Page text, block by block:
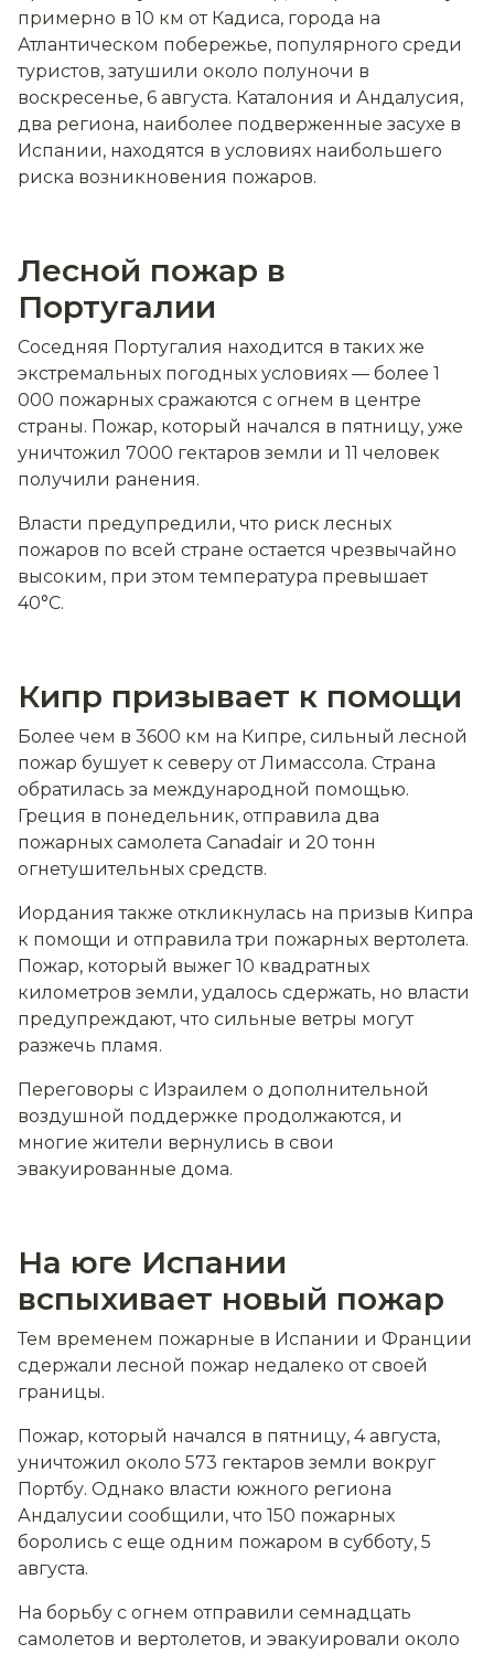
примерно в 10 км от Кадиса, города на
Атлантическом побережье, популярного среди
туристов, затушили около полуночи в
воскресенье, 6 августа. Каталония и Андалусия,
два региона, наиболее подверженные засухе в
Испании, находятся в условиях наибольшего
риска возникновения пожаров.
Лесной пожар в
Португалии
Соседняя Португалия находится в таких же
экстремальных погодных условиях — более 1
000 пожарных сражаются с огнем в центре
страны. Пожар, который начался в пятницу, уже
уничтожил 7000 гектаров земли и 11 человек
получили ранения.
Власти предупредили, что риск лесных
пожаров по всей стране остается чрезвычайно
высоким, при этом температура превышает
40°C.
Кипр призывает к помощи
Более чем в 3600 км на Кипре, сильный лесной
пожар бушует к северу от Лимассола. Страна
обратилась за международной помощью.
Греция в понедельник, отправила два
пожарных самолета Canadair и 20 тонн
огнетушительных средств.
Иордания также откликнулась на призыв Кипра
к помощи и отправила три пожарных вертолета.
Пожар, который выжег 10 квадратных
километров земли, удалось сдержать, но власти
предупреждают, что сильные ветры могут
разжечь пламя.
Переговоры с Израилем о дополнительной
воздушной поддержке продолжаются, и
многие жители вернулись в свои
эвакуированные дома.
На юге Испании
вспыхивает новый пожар
Тем временем пожарные в Испании и Франции
сдержали лесной пожар недалеко от своей
границы.
Пожар, который начался в пятницу, 4 августа,
уничтожил около 573 гектаров земли вокруг
Портбу. Однако власти южного региона
Андалусии сообщили, что 150 пожарных
боролись с еще одним пожаром в субботу, 5
августа.
На борьбу с огнем отправили семнадцать
самолетов и вертолетов, и эвакуировали около